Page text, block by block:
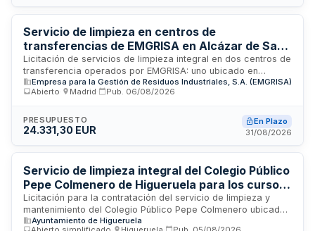
y cualitativos. El licitador debe disponer de capacidad
organizativa y medios humanos y materiales suficientes para
ejecutar correctamente las tareas de limpieza, incluyendo
todos los costes asociados sin posibilidad de sobrecostes
durante la ejecución.
Servicio de limpieza en centros de
transferencias de EMGRISA en Alcázar de San
Juan y Mérida
Licitación de servicios de limpieza integral en dos centros de
transferencia operados por EMGRISA: uno ubicado en
Alcázar de San Juan, Ciudad Real, con superficie
aproximada de 100 m² en el Polígono Industrial Emilio Castro,
por la Ley de Contratos del Sector Público y se adjudicará
conforme a criterios de mejor relación calidad-precio. Las
para la limpieza y mantenimiento de ambas instalaciones,
siendo el precio fijo durante toda la ejecución sin posibilidad
de sobrecostes.
Empresa para la Gestión de Residuos Industriales, S.A. (EMGRISA)
Abierto
Madrid Pub. 06/08/2026
PRESUPUESTO
24.331,30 EUR
En Plazo
31/08/2026
Servicio de limpieza integral del Colegio Público
Pepe Colmenero de Higueruela para los cursos
escolares 2026/2027 y 2027/2028
Licitación para la contratación del servicio de limpieza y
mantenimiento del Colegio Público Pepe Colmenero ubicado
en Higueruela. El contrato comprende la limpieza ordinaria
Ayuntamiento de Higueruela